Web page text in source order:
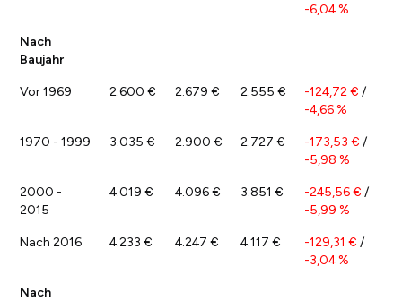
-6,04 %
Nach
Baujahr
Vor 1969 2.600 € 2.679 € 2.555 € -124,72 € /
-4,66 %
1970 - 1999 3.035 € 2.900 € 2.727 € -173,53 € /
-5,98 %
2000 -
2015
4.019 € 4.096 € 3.851 € -245,56 € /
-5,99 %
Nach 2016 4.233 € 4.247 € 4.117 € -129,31 € /
-3,04 %
Nach